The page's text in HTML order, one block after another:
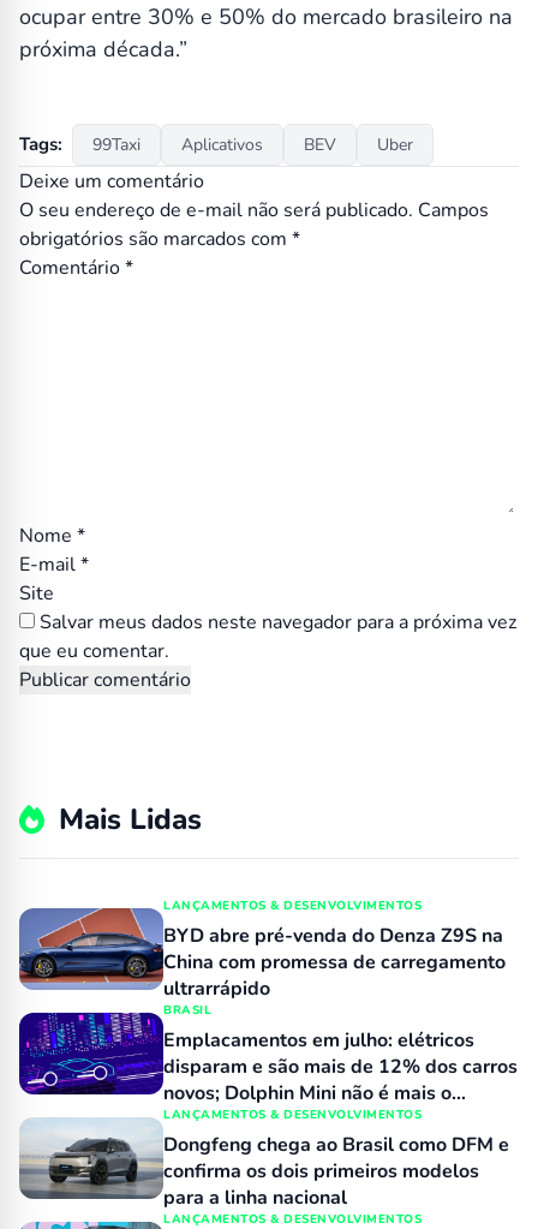
ocupar entre 30% e 50% do mercado brasileiro na
próxima década.”
Tags: 99Taxi Aplicativos BEV Uber
Deixe um comentário
O seu endereço de e-mail não será publicado. Campos
obrigatórios são marcados com *
Comentário*
Nome *
E-mail*
Site
Salvar meus dados neste navegador para a próxima vez
que eu comentar.
Mais Lidas
LANÇAMENTOS & DESENVOLVIMENTOS
BYD abre pré-venda do Denza Z9S na
China com promessa de carregamento
ultrarrápido
BRASIL
Emplacamentos em julho: elétricos
disparam e são mais de 12% dos carros
novos; Dolphin Mini não é mais o
número 1 no varejo
LANÇAMENTOS & DESENVOLVIMENTOS
Dongfeng chega ao Brasil como DFM e
confirma os dois primeiros modelos
para a linha nacional
LANÇAMENTOS & DESENVOLVIMENTOS